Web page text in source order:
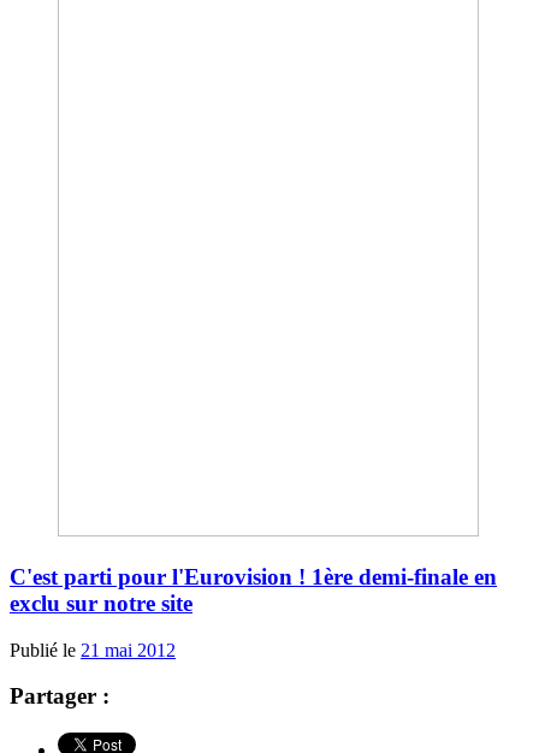
C'est parti pour l'Eurovision ! 1ère demi-finale en
exclu sur notre site
Publié le 21 mai 2012
Partager :